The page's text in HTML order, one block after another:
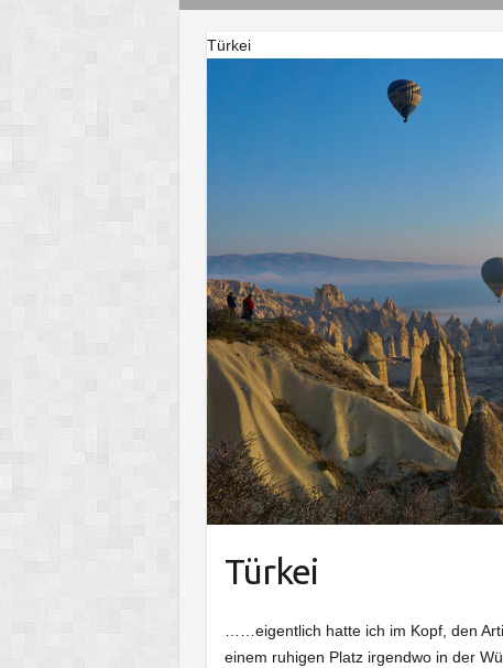
Türkei
Türkei
……eigentlich hatte ich im Kopf, den
einem ruhigen Platz irgendwo in der